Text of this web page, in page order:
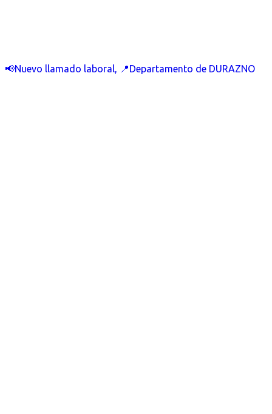
📢Nuevo llamado laboral, 📍Departamento de DURAZNO